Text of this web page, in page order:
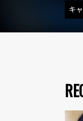
キ